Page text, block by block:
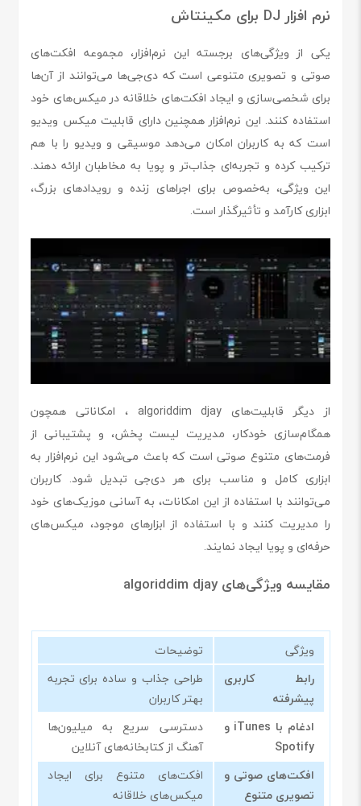
نرم افزار DJ برای مکینتاش
یکی از ویژگی‌های برجسته این نرم‌افزار، مجموعه افکت‌های
صوتی و تصویری متنوعی است که دی‌جی‌ها می‌توانند از آن‌ها
برای شخصی‌سازی و ایجاد افکت‌های خلاقانه در میکس‌های خود
استفاده کنند. این نرم‌افزار همچنین دارای قابلیت میکس ویدیو
است که به کاربران امکان می‌دهد موسیقی و ویدیو را با هم
ترکیب کرده و تجربه‌ای جذاب‌تر و پویا به مخاطبان ارائه دهند.
این ویژگی، به‌خصوص برای اجراهای زنده و رویدادهای بزرگ،
ابزاری کارآمد و تأثیرگذار است.
از دیگر قابلیت‌های algoriddim djay ، امکاناتی همچون
همگام‌سازی خودکار، مدیریت لیست پخش، و پشتیبانی از
فرمت‌های متنوع صوتی است که باعث می‌شود این نرم‌افزار به
ابزاری کامل و مناسب برای هر دی‌جی تبدیل شود. کاربران
می‌توانند با استفاده از این امکانات، به آسانی موزیک‌های خود
را مدیریت کنند و با استفاده از ابزارهای موجود، میکس‌های
حرفه‌ای و پویا ایجاد نمایند.
مقایسه ویژگی‌های algoriddim djay
ویژگی
توضیحات
رابط کاربری
پیشرفته
طراحی جذاب و ساده برای تجربه
بهتر کاربران
ادغام با iTunes و
Spotify
دسترسی سریع به میلیون‌ها
آهنگ از کتابخانه‌های آنلاین
افکت‌های صوتی و
تصویری متنوع
افکت‌های متنوع برای ایجاد
میکس‌های خلاقانه